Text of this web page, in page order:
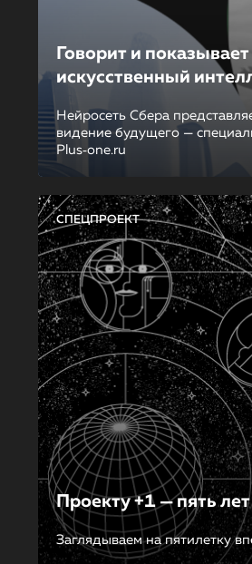
Говорит и показывает
искусственный
Нейросеть Сбера
видение будущего —
Plus‑one.ru
СПЕЦПРОЕКТ
Проекту +1 — пять лет
Заглядываем на пятилетку